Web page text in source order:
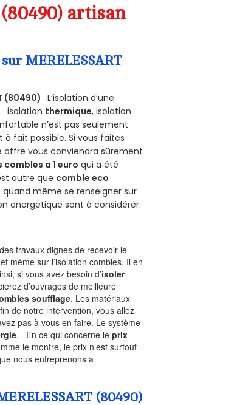
artisan
MERELESSART
(80490) . L’isolation d’une
isolation thermique, isolation
n’est pas seulement
à fait possible. Si vous faites
offre vous conviendra sûrement
a 1 euro qui a été
autre que comble eco
quand même se renseigner sur
energetique sont à considérer.
travaux dignes de recevoir le
même sur l’isolation combles. Il en
si vous avez besoin d’isoler
d’ouvrages de meilleure
soufflage. Les matériaux
de notre intervention, vous allez
pas à vous en faire. Le système
. En ce qui concerne leprix
le montre, le prix n’est surtout
nous entreprenons à
(80490)